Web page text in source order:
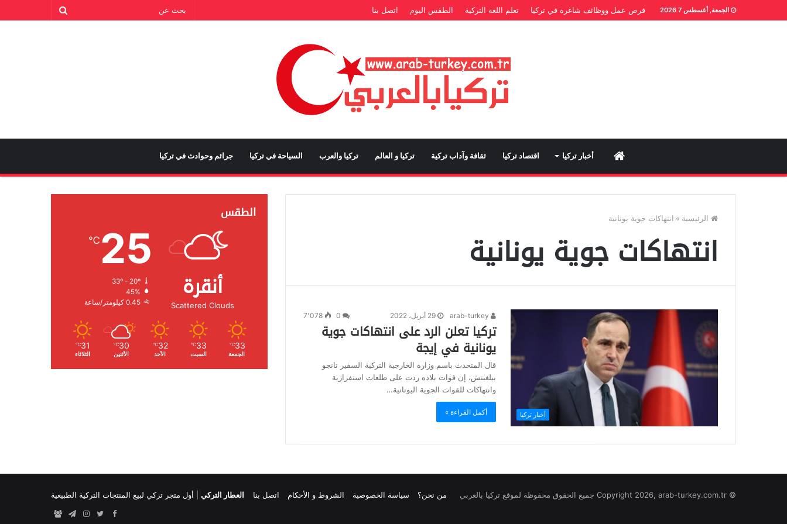
الجمعة, أغسطس 7 2026 فرص عمل ووظائف شاغرة في تركيا تعلم اللغة التركية الطقس اليوم اتصل بنا
Home أخبار تركيا اقتصاد تركيا ثقافة وآداب تركية تركيا و العالم تركيا والعرب السياحة في تركيا جرائم وحوادث في تركيا
الرئيسية » انتهاكات جوية يونانية
انتهاكات جوية يونانية
أخبار تركيا
29 أبريل، 2022 7٬078
تركيا تعلن الرد على انتهاكات جوية
يونانية في إيجة
قال المتحدث باسم وزارة الخارجية التركية السفير تانجو
بيلغيتش، إن قوات بلاده ردت على طلعات استفزازية
وانتهاكات للقوات الجوية اليونانية…
أكمل القراءة »
الطقس
أنقرة
Scattered Clouds
25
℃
33º - 20º
الرطوبة:
الرياح:0.45 كيلومتر/ساعة
33
℃
الجمعة
33
℃
السبت
32
℃
الأحد
30
℃
الأثنين
31
℃
الثلاثاء
© Copyright 2026, arab-turkey.com.tr جميع الحقوق محفوظة لموقع تركيا بالعربي العطار التركي أول متجر تركي لبيع المنتجات التركية الطبيعية من نحن؟ سياسة الخصوصية الشروط و الأحكام اتصل بنا